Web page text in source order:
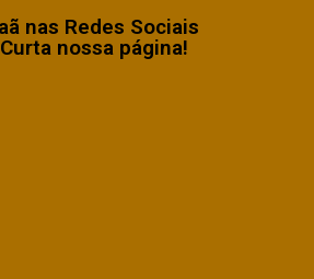
nas Redes Sociais
nossa página!